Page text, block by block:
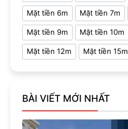
Mặt tiền 6m Mặt tiền 7m
Mặt tiền 9m Mặt tiền 10m
Mặt tiền 12m Mặt tiền 15m
BÀI VIẾT MỚI NHẤT